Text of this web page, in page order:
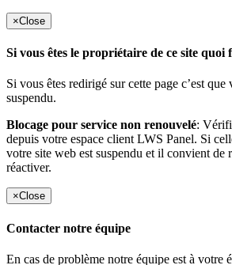
×Close
Si vous êtes le propriétaire de ce site quoi
Si vous êtes redirigé sur cette page c’est que
suspendu.
Blocage pour service non renouvelé:
depuis votre espace client LWS Panel. Si
votre site web est suspendu et il convient de
réactiver.
×Close
Contacter notre équipe
En cas de problème notre équipe est à votre